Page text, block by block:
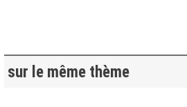
sur le même thème